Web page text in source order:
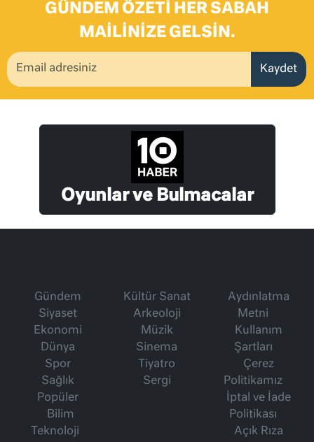
GÜNDEM ÖZETI HER SABAH
MAILINIZE GELSIN.
Kaydet
Oyunlar ve Bulmacalar
Gündem
Siyaset
Ekonomi
Dünya
Spor
Sağlık
Popüler
Bilim
Teknoloji
Kültür Sanat
Arkeoloji
Müzik
Sinema
Tiyatro
Sergi
Aydınlatma
Metni
Kullanım
Şartları
Çerez
Politikamız
İptal ve İade
Politikası
Açık Rıza